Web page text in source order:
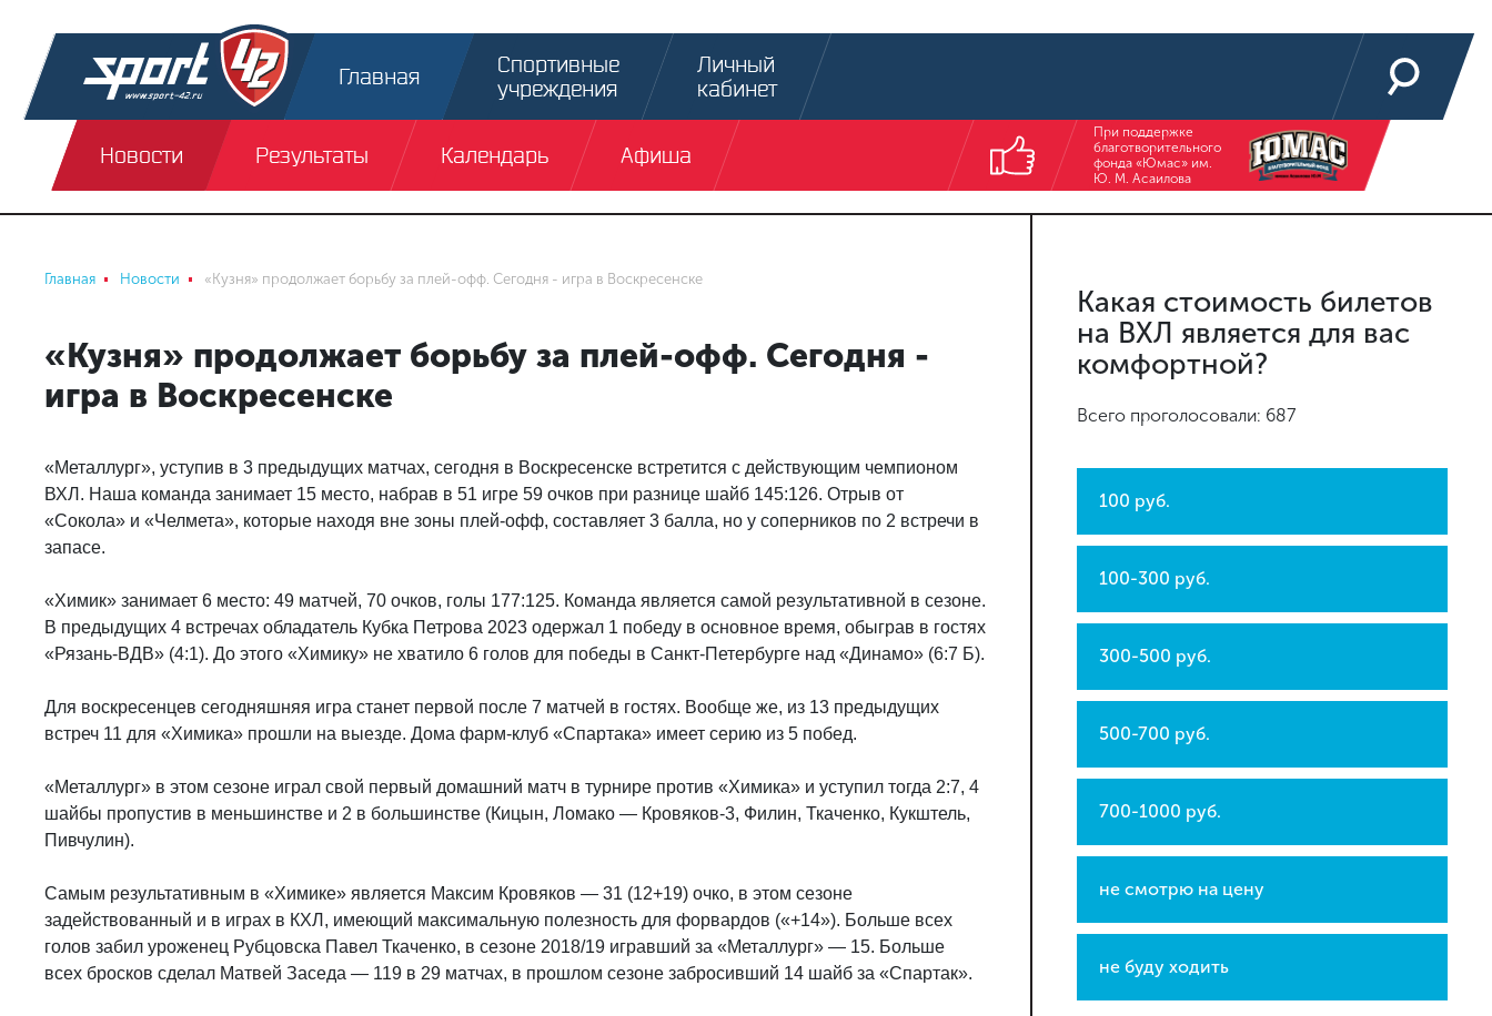
Главная
Спортивные
учреждения
Личный
кабинет
Новости Результаты Календарь Афиша
При поддержке
благотворительного
фонда «Юмас» им.
Ю. М. Асаилова
Главная Новости «Кузня» продолжает борьбу за плей-офф. Сегодня - игра в Воскресенске
«Кузня» продолжает борьбу за плей-офф. Сегодня -
игра в Воскресенске
«Металлург», уступив в 3 предыдущих матчах, сегодня в Воскресенске встретится с действующим чемпионом
ВХЛ. Наша команда занимает 15 место, набрав в 51 игре 59 очков при разнице шайб 145:126. Отрыв от
«Сокола» и «Челмета», которые находя вне зоны плей-офф, составляет 3 балла, но у соперников по 2 встречи в
запасе.
«Химик» занимает 6 место: 49 матчей, 70 очков, голы 177:125. Команда является самой результативной в сезоне.
В предыдущих 4 встречах обладатель Кубка Петрова 2023 одержал 1 победу в основное время, обыграв в гостях
«Рязань-ВДВ» (4:1). До этого «Химику» не хватило 6 голов для победы в Санкт-Петербурге над «Динамо» (6:7 Б).
Для воскресенцев сегодняшняя игра станет первой после 7 матчей в гостях. Вообще же, из 13 предыдущих
встреч 11 для «Химика» прошли на выезде. Дома фарм-клуб «Спартака» имеет серию из 5 побед.
«Металлург» в этом сезоне играл свой первый домашний матч в турнире против «Химика» и уступил тогда 2:7, 4
шайбы пропустив в меньшинстве и 2 в большинстве (Кицын, Ломако — Кровяков-3, Филин, Ткаченко, Кукштель,
Пивчулин).
Самым результативным в «Химике» является Максим Кровяков — 31 (12+19) очко, в этом сезоне
задействованный и в играх в КХЛ, имеющий максимальную полезность для форвардов («+14»). Больше всех
голов забил уроженец Рубцовска Павел Ткаченко, в сезоне 2018/19 игравший за «Металлург» — 15. Больше
всех бросков сделал Матвей Заседа — 119 в 29 матчах, в прошлом сезоне забросивший 14 шайб за «Спартак».
Какая стоимость билетов
на ВХЛ является для вас
комфортной?
Всего проголосовали: 687
100 руб.
100-300 руб.
300-500 руб.
500-700 руб.
700-1000 руб.
не смотрю на цену
не буду ходить